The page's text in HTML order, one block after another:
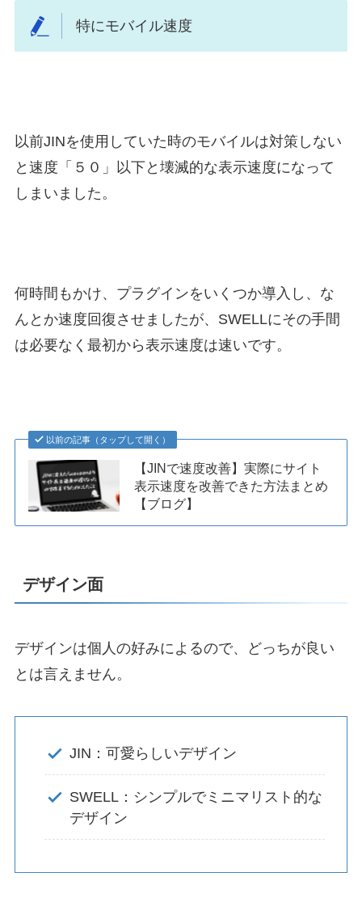
特にモバイル速度
以前JINを使用していた時のモバイルは対策しない
と速度「５０」以下と壊滅的な表示速度になって
しまいました。
何時間もかけ、プラグインをいくつか導入し、な
んとか速度回復させましたが、SWELLにその手間
は必要なく最初から表示速度は速いです。
以前の記事（タップして開く）
【JINで速度改善】実際にサイト
表示速度を改善できた方法まとめ
【ブログ】
デザイン面
デザインは個人の好みによるので、どっちが良い
とは言えません。
JIN：可愛らしいデザイン
SWELL：シンプルでミニマリスト的な
デザイン